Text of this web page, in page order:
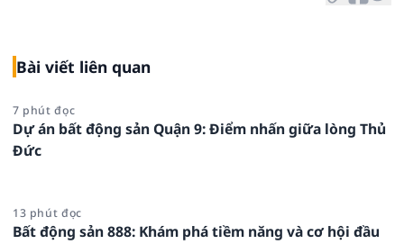
Bài viết liên quan
7 phút đọc
Dự án bất động sản Quận 9: Điểm nhấn giữa lòng Thủ
Đức
13 phút đọc
Bất động sản 888: Khám phá tiềm năng và cơ hội đầu